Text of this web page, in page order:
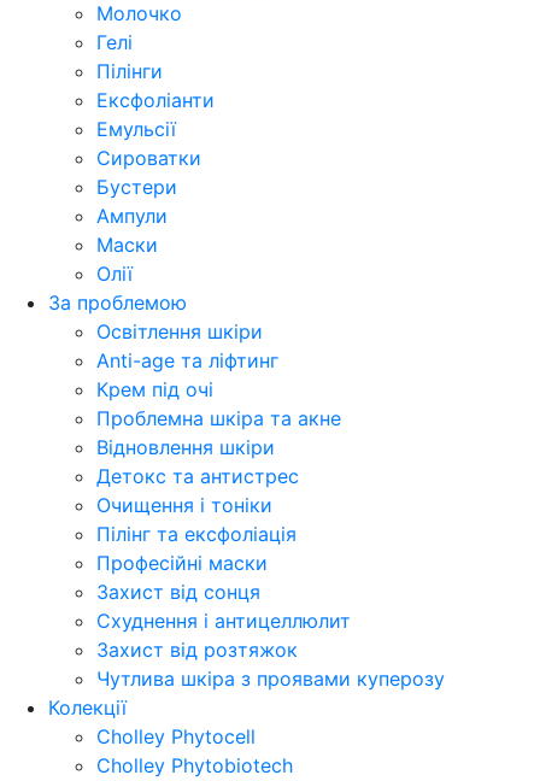
Молочко
Гелі
Пілінги
Ексфоліанти
Емульсії
Сироватки
Бустери
Ампули
Маски
Олії
За проблемою
Освітлення шкіри
Anti-age та ліфтинг
Крем під очі
Проблемна шкіра та акне
Відновлення шкіри
Детокс та антистрес
Очищення і тоніки
Пілінг та ексфоліація
Професійні маски
Захист від сонця
Схуднення і антицеллюлит
Захист від розтяжок
Чутлива шкіра з проявами куперозу
Колекції
Cholley Phytocell
Cholley Phytobiotech